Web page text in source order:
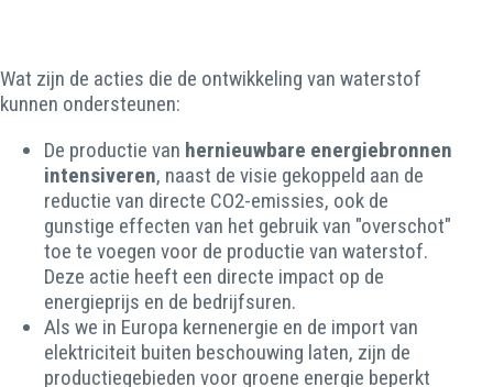
Wat zijn de acties die de ontwikkeling van waterstof
kunnen ondersteunen:
De productie van hernieuwbare energiebronnen
intensiveren, naast de visie gekoppeld aan de
reductie van directe CO2-emissies, ook de
gunstige effecten van het gebruik van "overschot"
toe te voegen voor de productie van waterstof.
Deze actie heeft een directe impact op de
energieprijs en de bedrijfsuren.
Als we in Europa kernenergie en de import van
elektriciteit buiten beschouwing laten, zijn de
productiegebieden voor groene energie beperkt